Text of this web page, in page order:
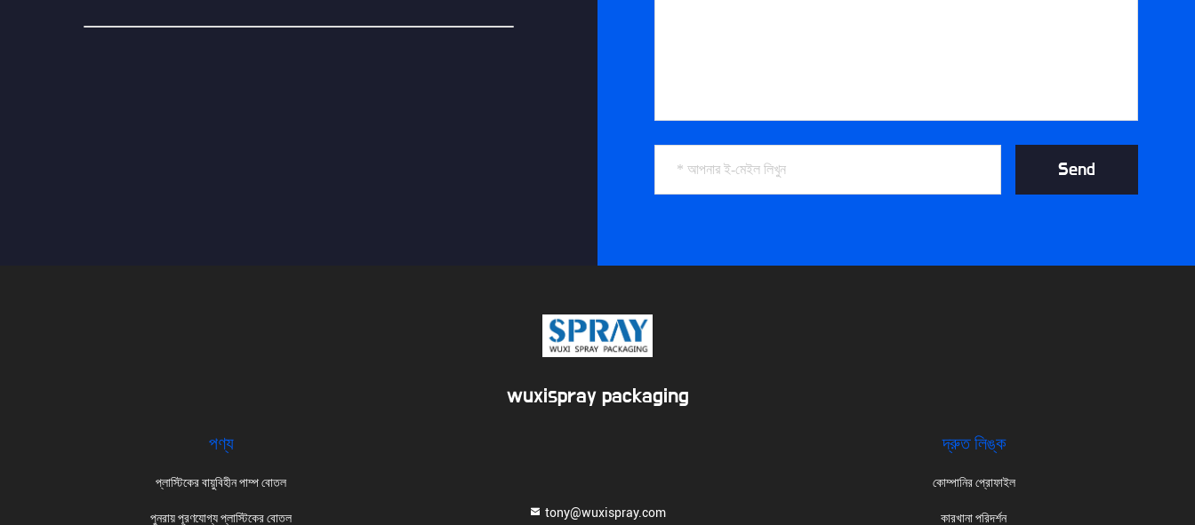
Send
wuxispray packaging
পণ্য
প্লাস্টিকের বায়ুবিহীন পাম্প বোতল
পুনরায় পূরণযোগ্য প্লাস্টিকের বোতল tony@wuxispray.com
দ্রুত লিঙ্ক
কোম্পানির প্রোফাইল
কারখানা পরিদর্শন